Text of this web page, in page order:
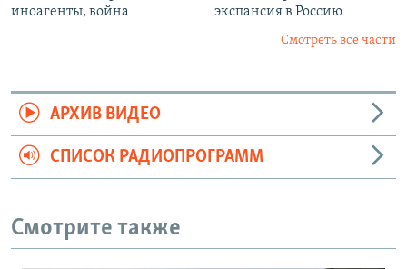
иноагенты, война
экспансия в Россию
Смотреть все части
АРХИВ ВИДЕО
СПИСОК РАДИОПРОГРАММ
Смотрите также